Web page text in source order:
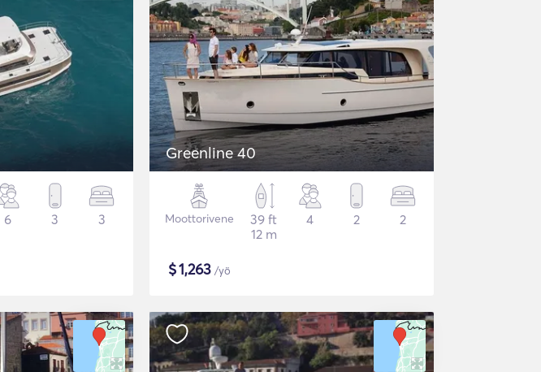
6 3 3
Greenline 40
Moottorivene
39 ft
12 m
4 2 2
$1,263 /yö